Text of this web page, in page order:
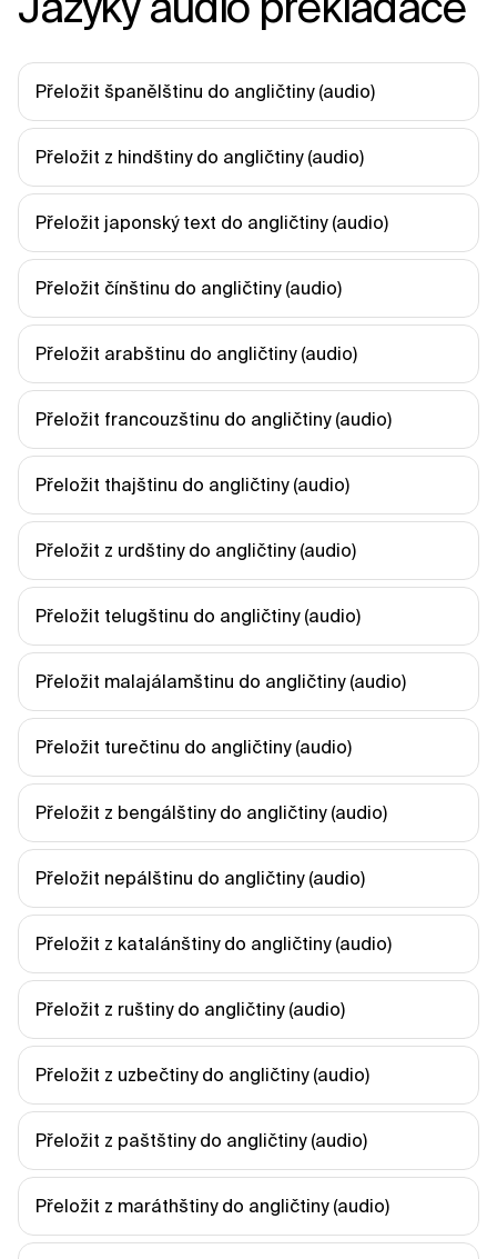
Přeložit španělštinu do angličtiny (audio)
Přeložit z hindštiny do angličtiny (audio)
Přeložit japonský text do angličtiny (audio)
Přeložit čínštinu do angličtiny (audio)
Přeložit arabštinu do angličtiny (audio)
Přeložit francouzštinu do angličtiny (audio)
Přeložit thajštinu do angličtiny (audio)
Přeložit z urdštiny do angličtiny (audio)
Přeložit telugštinu do angličtiny (audio)
Přeložit malajálamštinu do angličtiny (audio)
Přeložit turečtinu do angličtiny (audio)
Přeložit z bengálštiny do angličtiny (audio)
Přeložit nepálštinu do angličtiny (audio)
Přeložit z katalánštiny do angličtiny (audio)
Přeložit z ruštiny do angličtiny (audio)
Přeložit z uzbečtiny do angličtiny (audio)
Přeložit z paštštiny do angličtiny (audio)
Přeložit z maráthštiny do angličtiny (audio)